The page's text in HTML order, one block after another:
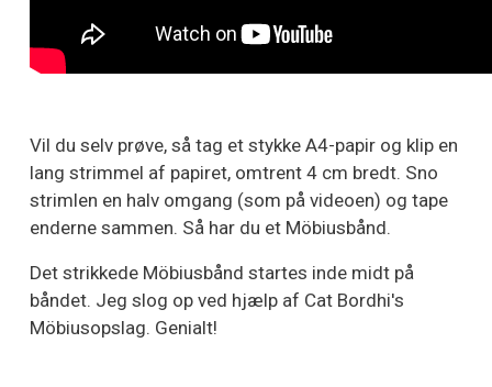
Vil du selv prøve, så tag et stykke A4-papir og klip en
lang strimmel af papiret, omtrent 4 cm bredt. Sno
strimlen en halv omgang (som på videoen) og tape
enderne sammen. Så har du et Möbiusbånd.
Det strikkede Möbiusbånd startes inde midt på
båndet. Jeg slog op ved hjælp af Cat Bordhi's
Möbiusopslag. Genialt!